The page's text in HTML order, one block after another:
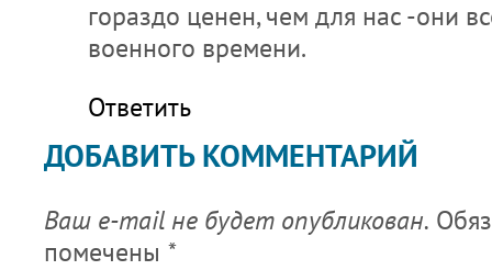
гораздо ценен, чем для нас -они
военного времени.
Ответить
ДОБАВИТЬ КОММЕНТАРИЙ
Ваш e-mail не будет опубликован.
помечены *